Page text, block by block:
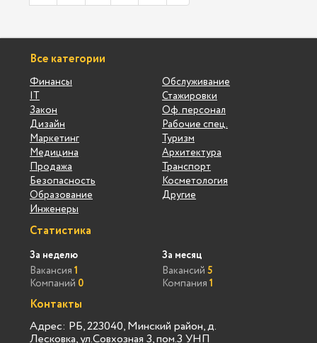
Все категории
Финансы
IT
Закон
Дизайн
Маркетинг
Медицина
Продажа
Безопасность
Образование
Инженеры
Обслуживание
Стажировки
Оф. персонал
Рабочие спец.
Туризм
Архитектура
Транспорт
Косметология
Другие
Статистика
За неделю
Вакансия 1
Компаний 0
За месяц
Вакансий 5
Компания 1
Контакты
Адрес: РБ, 223040, Минский район, д.
Лесковка, ул.Совхозная 3, пом.3 УНП